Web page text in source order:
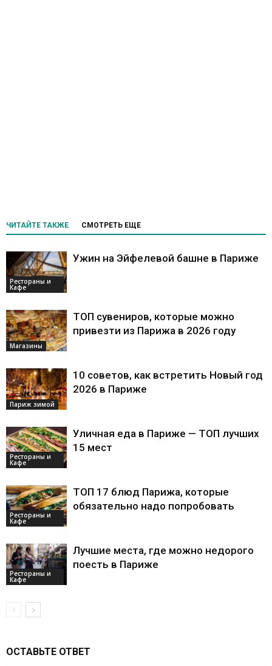
ЧИТАЙТЕ ТАКЖЕ СМОТРЕТЬ ЕЩЕ
Рестораны и
Кафе
Ужин на Эйфелевой башне в Париже
Магазины
ТОП сувениров, которые можно
привезти из Парижа в 2026 году
Париж зимой
10 советов, как встретить Новый год
2026 в Париже
Рестораны и
Кафе
Уличная еда в Париже — ТОП лучших
15 мест
Рестораны и
Кафе
ТОП 17 блюд Парижа, которые
обязательно надо попробовать
Рестораны и
Кафе
Лучшие места, где можно недорого
поесть в Париже
ОСТАВЬТЕ ОТВЕТ